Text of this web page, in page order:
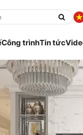
Công trìnhTin tức